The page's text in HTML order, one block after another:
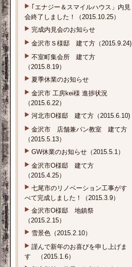
｢エナジー＆スマイルハウス」内見
会終了しました！（2015.10.25）
完成内見会のお知らせ
金沢市Ｓ様邸 建て方（2015.9.24)
不室町集会所 建て方
（2015.8.19）
夏季休業のお知らせ
金沢市 工房kei様 進捗状況
（2015.6.22）
河北市O様邸 建て方（2015.6.10)
金沢市 店舗兼パン教室 建て方
（2015.5.13）
GW休業のお知らせ（2015.5.1）
金沢市O様邸 建て方
（2015.4.25）
七尾市のリノベーション工事がす
べて完成しました！（2015.3.9）
金沢市O様邸 地鎮祭
（2015.2.15）
雪景色（2015.2.10）
謹んで新年のお喜びを申し上げま
す （2015.1.6）